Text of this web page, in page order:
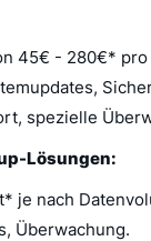
45€ - 280€* pro
spezielle
Lösungen:
je nach
Überwachung.